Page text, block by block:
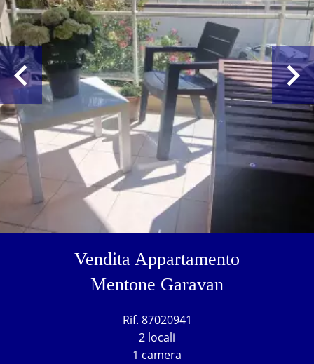
Vendita Appartamento
Mentone Garavan
Rif. 87020941
2 locali
1 camera